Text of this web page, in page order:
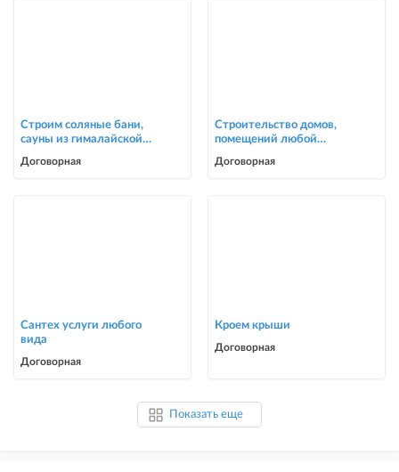
Строим соляные бани,
сауны из гималайской
Договорная
Строительство домов,
помещений любой
Договорная
Сантех услуги любого
вида
Договорная
Кроем крыши
Договорная
Показать еще